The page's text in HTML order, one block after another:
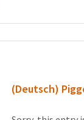
(Deutsch)